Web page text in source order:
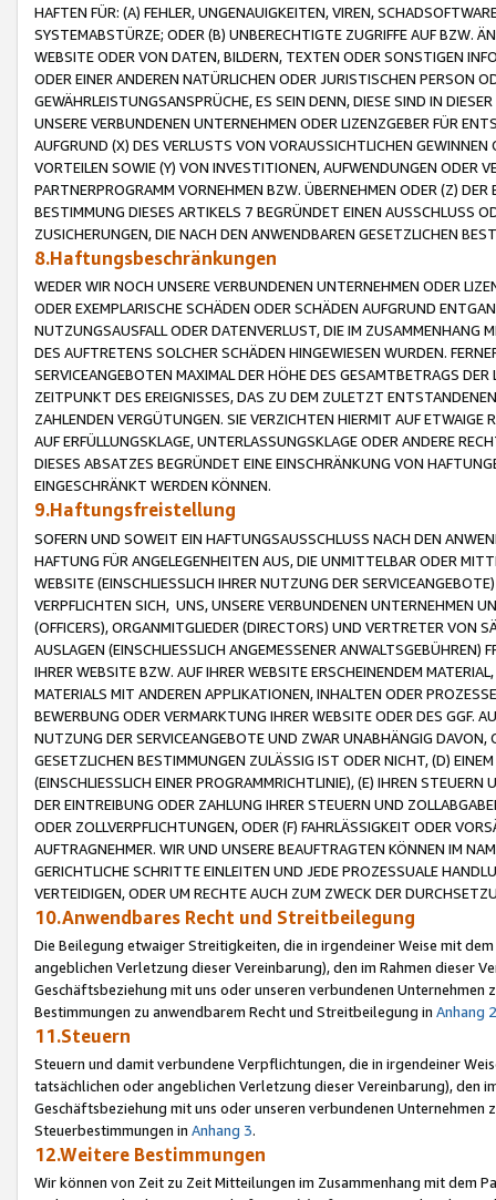
HAFTEN FÜR: (A) FEHLER, UNGENAUIGKEITEN, VIREN,
SYSTEMABSTÜRZE; ODER (B) UNBERECHTIGTE ZUGRIFFE AUF BZW.
WEBSITE ODER VON DATEN, BILDERN, TEXTEN ODER SONSTIGEN
ODER EINER ANDEREN NATÜRLICHEN ODER JURISTISCHEN PERSON
GEWÄHRLEISTUNGSANSPRÜCHE, ES SEIN DENN, DIESE SIND IN
UNSERE VERBUNDENEN UNTERNEHMEN ODER LIZENZGEBER FÜR
AUFGRUND (X) DES VERLUSTS VON VORAUSSICHTLICHEN
VORTEILEN SOWIE (Y) VON INVESTITIONEN, AUFWENDUNGEN ODER
PARTNERPROGRAMM VORNEHMEN BZW. ÜBERNEHMEN ODER (Z)
BESTIMMUNG DIESES ARTIKELS 7 BEGRÜNDET EINEN AUSSCHLUSS
ZUSICHERUNGEN, DIE NACH DEN ANWENDBAREN GESETZLICHEN
8.Haftungsbeschränkungen
WEDER WIR NOCH UNSERE VERBUNDENEN UNTERNEHMEN ODER
ODER EXEMPLARISCHE SCHÄDEN ODER SCHÄDEN AUFGRUND
NUTZUNGSAUSFALL ODER DATENVERLUST, DIE IM ZUSAMMENHANG
DES AUFTRETENS SOLCHER SCHÄDEN HINGEWIESEN WURDEN.
SERVICEANGEBOTEN MAXIMAL DER HÖHE DES GESAMTBETRAGS
ZEITPUNKT DES EREIGNISSES, DAS ZU DEM ZULETZT
ZAHLENDEN VERGÜTUNGEN. SIE VERZICHTEN HIERMIT AUF
AUF ERFÜLLUNGSKLAGE, UNTERLASSUNGSKLAGE ODER ANDERE
DIESES ABSATZES BEGRÜNDET EINE EINSCHRÄNKUNG VON
EINGESCHRÄNKT WERDEN KÖNNEN.
9.Haftungsfreistellung
SOFERN UND SOWEIT EIN HAFTUNGSAUSSCHLUSS NACH DEN
HAFTUNG FÜR ANGELEGENHEITEN AUS, DIE UNMITTELBAR ODER
WEBSITE (EINSCHLIESSLICH IHRER NUTZUNG DER
VERPFLICHTEN SICH, UNS, UNSERE VERBUNDENEN UNTERNEHMEN
(OFFICERS), ORGANMITGLIEDER (DIRECTORS) UND VERTRETER VON
AUSLAGEN (EINSCHLIESSLICH ANGEMESSENER
IHRER WEBSITE BZW. AUF IHRER WEBSITE ERSCHEINENDEM
MATERIALS MIT ANDEREN APPLIKATIONEN, INHALTEN ODER
BEWERBUNG ODER VERMARKTUNG IHRER WEBSITE ODER DES GGF.
NUTZUNG DER SERVICEANGEBOTE UND ZWAR UNABHÄNGIG
GESETZLICHEN BESTIMMUNGEN ZULÄSSIG IST ODER NICHT, (D)
(EINSCHLIESSLICH EINER PROGRAMMRICHTLINIE), (E) IHREN
DER EINTREIBUNG ODER ZAHLUNG IHRER STEUERN UND
ODER ZOLLVERPFLICHTUNGEN, ODER (F) FAHRLÄSSIGKEIT ODER
AUFTRAGNEHMER. WIR UND UNSERE BEAUFTRAGTEN KÖNNEN IM
GERICHTLICHE SCHRITTE EINLEITEN UND JEDE PROZESSUALE
VERTEIDIGEN, ODER UM RECHTE AUCH ZUM ZWECK DER
10.Anwendbares Recht und Streitbeilegung
Die Beilegung etwaiger Streitigkeiten, die in irgendeiner Weise mit
angeblichen Verletzung dieser Vereinbarung), den im Rahmen dieser
Geschäftsbeziehung mit uns oder unseren verbundenen
Bestimmungen zu anwendbarem Recht und Streitbeilegung in Anhang 2
11.Steuern
Steuern und damit verbundene Verpflichtungen, die in irgendeiner
tatsächlichen oder angeblichen Verletzung dieser Vereinbarung), den
Geschäftsbeziehung mit uns oder unseren verbundenen
Steuerbestimmungen in Anhang 3.
12.Weitere Bestimmungen
Wir können von Zeit zu Zeit Mitteilungen im Zusammenhang mit dem